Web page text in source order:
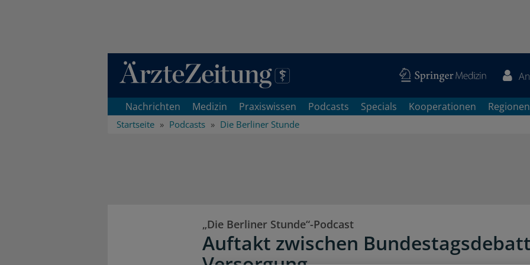
Direkt zum Inhaltsbereich
Nachrichten Medizin Praxiswissen Podcasts Specials Kooperationen Regionen
Startseite Podcasts Die Berliner Stunde
„Die Berliner Stunde“-Podcast
Auftakt zwischen